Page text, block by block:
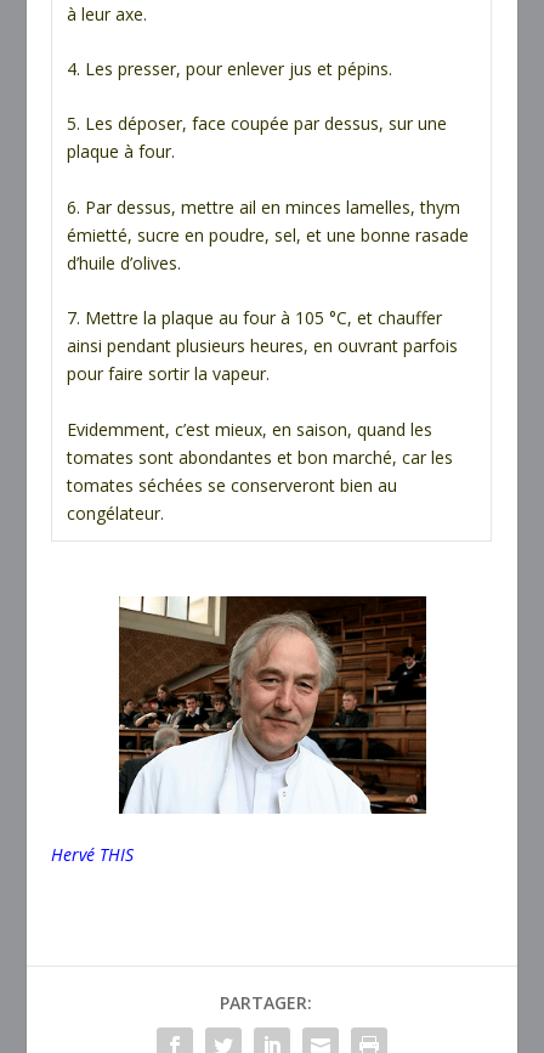
à leur axe.
4. Les presser, pour enlever jus et pépins.
5. Les déposer, face coupée par dessus, sur une
plaque à four.
6. Par dessus, mettre ail en minces lamelles, thym
émietté, sucre en poudre, sel, et une bonne rasade
d’huile d’olives.
7. Mettre la plaque au four à 105 °C, et chauffer
ainsi pendant plusieurs heures, en ouvrant parfois
pour faire sortir la vapeur.
Evidemment, c’est mieux, en saison, quand les
tomates sont abondantes et bon marché, car les
tomates séchées se conserveront bien au
congélateur.
Hervé THIS
PARTAGER: